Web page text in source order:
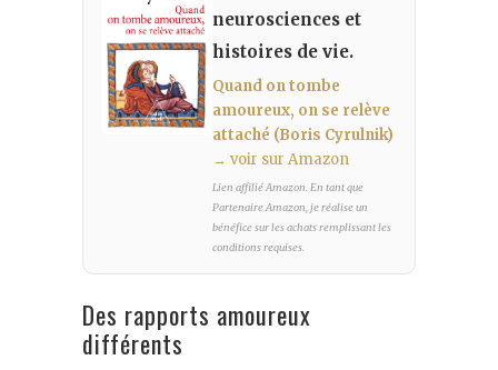
neurosciences et
histoires de vie.
Quand on tombe
amoureux, on se relève
attaché (Boris Cyrulnik)
→ voir sur Amazon
Lien affilié Amazon. En tant que
Partenaire Amazon, je réalise un
bénéfice sur les achats remplissant les
conditions requises.
Des rapports amoureux
différents